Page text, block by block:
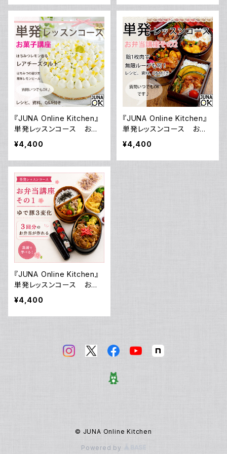
動画ダウンロード付き！
／動画ダウンロード付き！
『JUNA Online Kitchen』
単発レッスンコース お菓
子講座「はちみつレモン香る
レアチーズタルト」／動画ダ
ウンロード付き！
¥4,400
『JUNA Online Kitchen』
単発レッスンコース お弁
当講座 その2 鶏1枚肉の
扱い方をレクチャー／動画
ダウンロード付き！
¥4,400
『JUNA Online Kitchen』
単発レッスンコース お弁
当講座 その1 ゆで豚3変
化で3回分のお弁当が作れ
る／動画ダウンロード付き！
¥4,400
© JUNA Online Kitchen
Powered by